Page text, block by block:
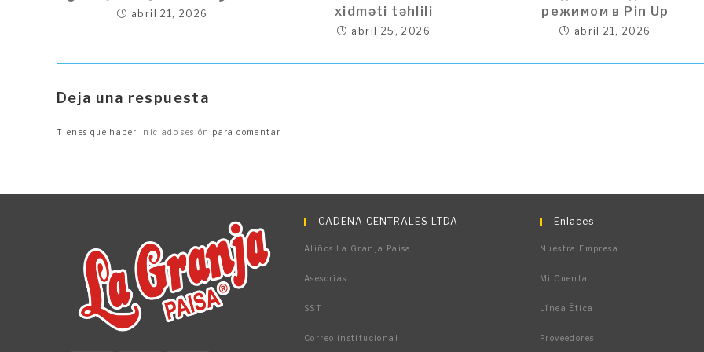
abril 21, 2026
xidməti təhlili
abril 25, 2026
режимом в Pin Up
abril 21, 2026
Deja una respuesta
Tienes que haber iniciado sesión para comentar.
CADENA CENTRALES LTDA
Aliños La Granja Paisa
Asesorías
SST
Correo institucional
Enlaces
Nuestra Empresa
Mi Cuenta
Línea Ética
Proveedores